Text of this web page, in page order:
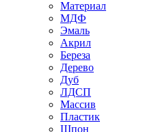
Материал
МДФ
Эмаль
Акрил
Береза
Дерево
Дуб
ЛДСП
Массив
Пластик
Шпон